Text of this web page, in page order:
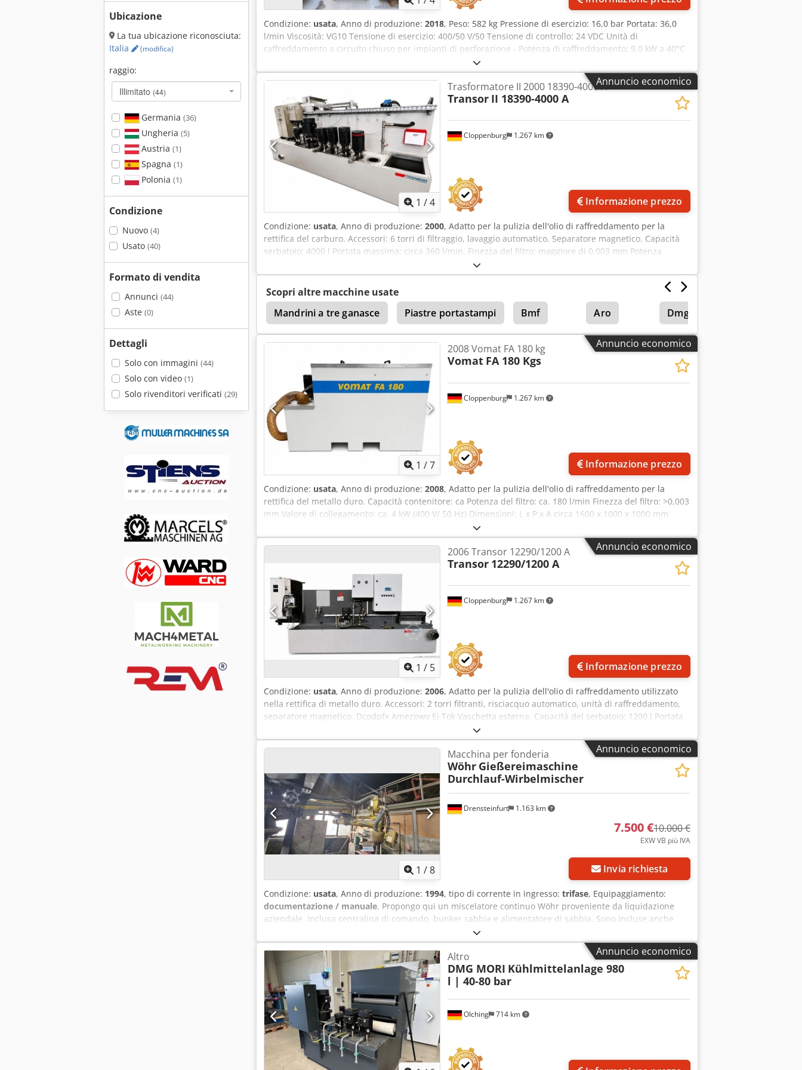
Ubicazione
La tua ubicazione riconosciuta:
Italia
(modifica)
raggio:
Illimitato (44)
Germania (36)
Ungheria (5)
Austria (1)
Spagna (1)
Polonia (1)
Condizione
Nuovo (4)
Usato (40)
Formato di vendita
Annunci (44)
Aste (0)
Dettagli
Solo con immagini (44)
Solo con video (1)
Solo rivenditori verificati (29)
Condizione: usata, Anno di produzione: 2018, Peso: 582 kg Pressione di esercizio: 16,0 bar Portata: 36,0
l/min Viscosità: VG10 Tensione di esercizio: 400/50 V/50 Tensione di controllo: 24 VDC Unità di
raffreddamento a circuito chiuso per impianti di perforazione - Potenza di raffreddamento: 9,0 kW a 40°C
di temperatura ambiente - Temperatura ambiente massima consentita: +10°C fino a +40°C - Perdita di
carico: 0,5 bar - Tipo di refrigerante: R134a - Quantità di refrigerante: 2,1 kg - Pressione massima di
esercizio: 24 bar - Potenza elettrica totale: 3,19/11,81 kW/A Dcjdpfxsznnf Ie Am Tok - Livello di pressione
sonora continuo: 75 dB
Annuncio economico
1 /4
Cloppenburg 1.267 km
Trasformatore II 2000 18390-4000 A
Transor II 18390-4000 A
Informazione prezzo
Condizione: usata, Anno di produzione: 2000, Adatto per la pulizia dell'olio di raffreddamento per la
rettifica del carburo. Accessori: 6 torri di filtraggio, lavaggio automatico, Separatore magnetico. Capacità
serbatoio: 4000 l Portata massima: circa 360 l/min. Finezza del filtro: maggiore di 0,003 mm Potenza
allacciata circa: 9,0 kW (400 V / 50 Hz) Dcjdov N Iuiopfx Am Tek Dimensioni L x P x A: 6000 x 1200 x 1650
mm Peso circa: 2000 kg Colore: grigio chiaro
Scopri altre macchine usate
Mandrini a tre ganasce
Piastre portastampi Bmf Aro Dmg Mori
Annuncio economico
1 /7
Cloppenburg 1.267 km
2008 Vomat FA 180 kg
Vomat FA 180 Kgs
Informazione prezzo
Condizione: usata, Anno di produzione: 2008, Adatto per la pulizia dell'olio di raffreddamento per la
rettifica del metallo duro. Capacità contenitore: ca Potenza del filtro: ca. 180 l/min Finezza del filtro: >0,003
mm Valore di collegamento: ca. 4 kW (400 V/ 50 Hz) Dimensioni: L x P x A circa 1600 x 1000 x 1000 mm
Peso: ca Colore: grigio chiaro Dcedpeuxnmuofx Am Tjk
Annuncio economico
1 / 5
Cloppenburg 1.267 km
2006 Transor 12290/1200 A
Transor 12290/1200 A
Informazione prezzo
Condizione: usata, Anno di produzione: 2006, Adatto per la pulizia dell'olio di raffreddamento utilizzato
nella rettifica di metallo duro. Accessori: 2 torri filtranti, risciacquo automatico, unità di raffreddamento,
separatore magnetico. Dcodpfx Amezpwv Ej Tok Vaschetta esterna. Capacità del serbatoio: 1200 l Portata
massima: 100 l/min. Grado di filtrazione: superiore a 0,003 mm Potenza nominale: circa 4,0 kW (400 V / 50
Hz) Dimensioni L x P x A: 1650 x 1000 x 2000 mm Peso: circa 1000 kg Colore: grigio chiaro/grigio scuro
Annuncio economico
1 /8
Drensteinfurt 1.163 km
Macchina per fonderia
Wöhr Gießereimaschine
Durchlauf-Wirbelmischer
7.500 €10.000 €
EXW VB più IVA
Invia richiesta
Condizione: usata, Anno di produzione: 1994, tipo di corrente in ingresso: trifase, Equipaggiamento:
documentazione / manuale, Propongo qui un miscelatore continuo Wöhr proveniente da liquidazione
aziendale. Inclusa centralina di comando, bunker sabbia e alimentatore di sabbia. Sono incluse anche
pale di ricambio per la coclea di miscelazione. La macchina è attualmente ancora collegata ed ha
funzionato fino alla chiusura dell'azienda. Dsdozb Eh Uepfx Am Teck Anno di costruzione: 1994 Capacità:
fino a 5 t/h Sono compresi ricambi Siemens, nonché un laptop con software e chip di memoria. Sono
disponibili 2 raccoglitori con documentazione. Smontaggio a cura dell'acquirente. Altre foto e dettagli
nonché appuntamento per la visione su richiesta. Potete contattarci tramite annunci con la vostra offerta
di prezzo. Smontaggio a cura dell'acquirente. Possibilità di organizzare lo smontaggio con costi a carico
dell'acquirente. Vendita SOLO a imprenditori. Verrà emessa fattura con IVA. Senza garanzia né
responsabilità.
Annuncio economico
OIching 714 km
Altro
DMG MORI Kühlmittelanlage 980
l | 40-80 bar